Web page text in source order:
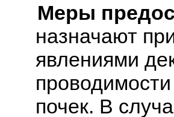
Меры
назначают
явлениями
почек. В